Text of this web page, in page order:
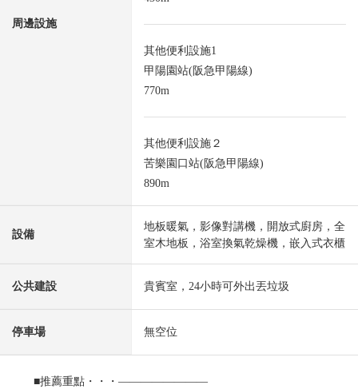
周邊設施
其他便利設施1
甲陽園站(阪急甲陽線)
770m
其他便利設施２
苦樂園口站(阪急甲陽線)
890m
設備
地板暖氣，影像對講機，開放式廚房，全
室木地板，浴室換氣乾燥機，嵌入式衣櫃
公共建設 貴賓室，24小時可外出丟垃圾
停車場 無空位
■推薦重點・・・――――――――